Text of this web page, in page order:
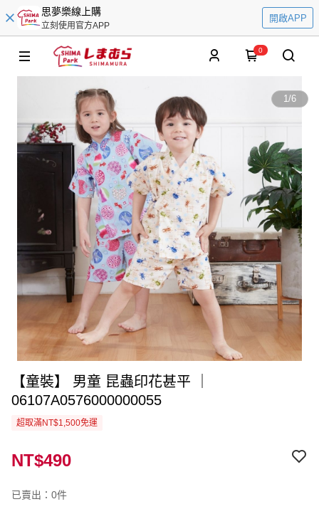
思夢樂線上購
立刻使用官方APP
開啟APP
0
1/6
【童裝】 男童 昆蟲印花甚平 ｜
06107A0576000000055
超取滿NT$1,500免運
NT$490
已賣出：0件